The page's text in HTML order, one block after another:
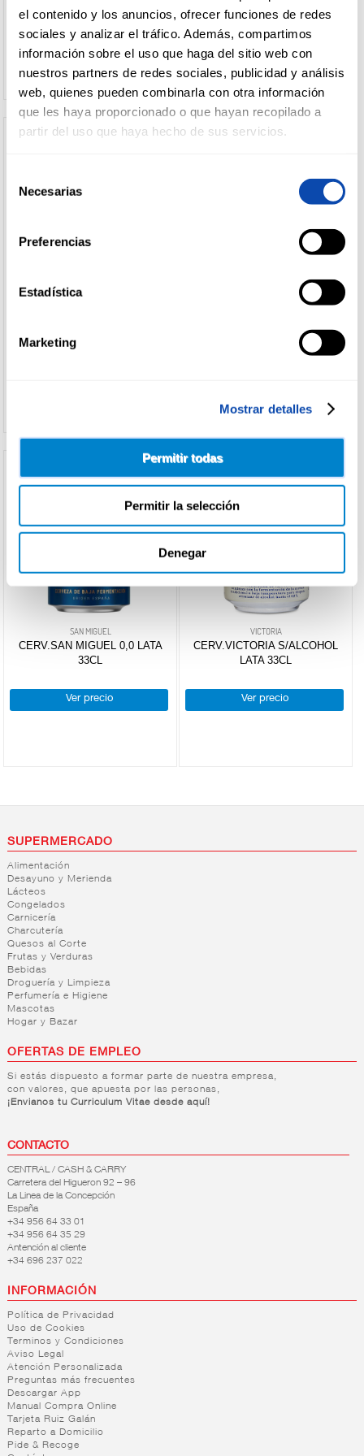
el contenido y los anuncios, ofrecer funciones de redes
sociales y analizar el tráfico. Además, compartimos
información sobre el uso que haga del sitio web con
nuestros partners de redes sociales, publicidad y análisis
web, quienes pueden combinarla con otra información
que les haya proporcionado o que hayan recopilado a
partir del uso que haya hecho de sus servicios.
Necesarias
Preferencias
Estadística
Marketing
Mostrar detalles
Permitir todas
Permitir la selección
Denegar
Ver precio Ver precio
HEINEKEN
SAN MIGUEL
CERV.SAN MIGUEL 0,0 LATA
33CL
Ver precio
VICTORIA
CERV.VICTORIA S/ALCOHOL
LATA 33CL
Ver precio
SUPERMERCADO
Alimentación
Desayuno y Merienda
Lácteos
Congelados
Carnicería
Charcutería
Quesos al Corte
Frutas y Verduras
Bebidas
Droguería y Limpieza
Perfumería e Higiene
Mascotas
Hogar y Bazar
OFERTAS DE EMPLEO
Si estás dispuesto a formar parte de nuestra empresa,
con valores, que apuesta por las personas,
¡Envianos tu Curriculum Vitae desde aquí!
CONTACTO
CENTRAL / CASH & CARRY
Carretera del Higueron 92 – 96
La Linea de la Concepción
España
+34 956 64 33 01
+34 956 64 35 29
Antención al cliente
+34 696 237 022
INFORMACIÓN
Política de Privacidad
Uso de Cookies
Terminos y Condiciones
Aviso Legal
Atención Personalizada
Preguntas más frecuentes
Descargar App
Manual Compra Online
Tarjeta Ruiz Galán
Reparto a Domicilio
Pide & Recoge